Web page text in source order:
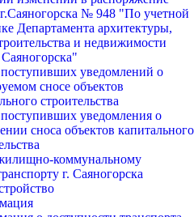
№ 948 "По учетной
Департамента архитектуры,
и недвижимости
поступивших уведомлений о
сносе объектов
строительства
поступивших уведомления о
сноса объектов капитального
коммунальному
г. Саяногорска